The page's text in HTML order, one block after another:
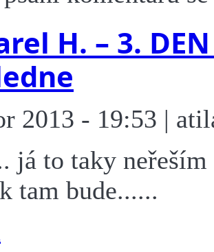
H. – 3.
2013 - 19:53 |
já to taky neřeším
tam bude......